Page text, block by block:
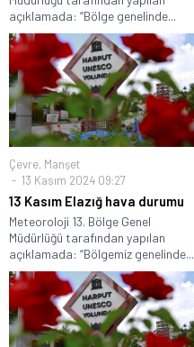
açıklamada: “Bölge genelinde...
Çevre, Manşet
13 Kasım 2024 09:27
13 Kasım Elazığ hava durumu
Meteoroloji 13. Bölge Genel
Müdürlüğü tarafından yapılan
açıklamada: “Bölgemiz genelinde...